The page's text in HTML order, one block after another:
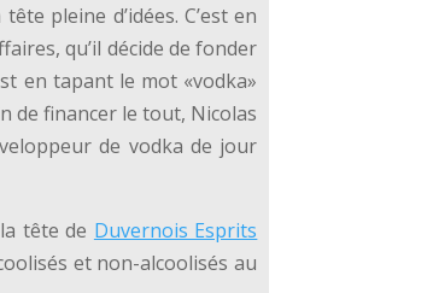
pleine d’idées. C’est en
qu’il décide de fonder
en tapant le mot «vodka»
de financer le tout, Nicolas
de vodka de jour
tête de Duvernois Esprits
et non-alcoolisés au